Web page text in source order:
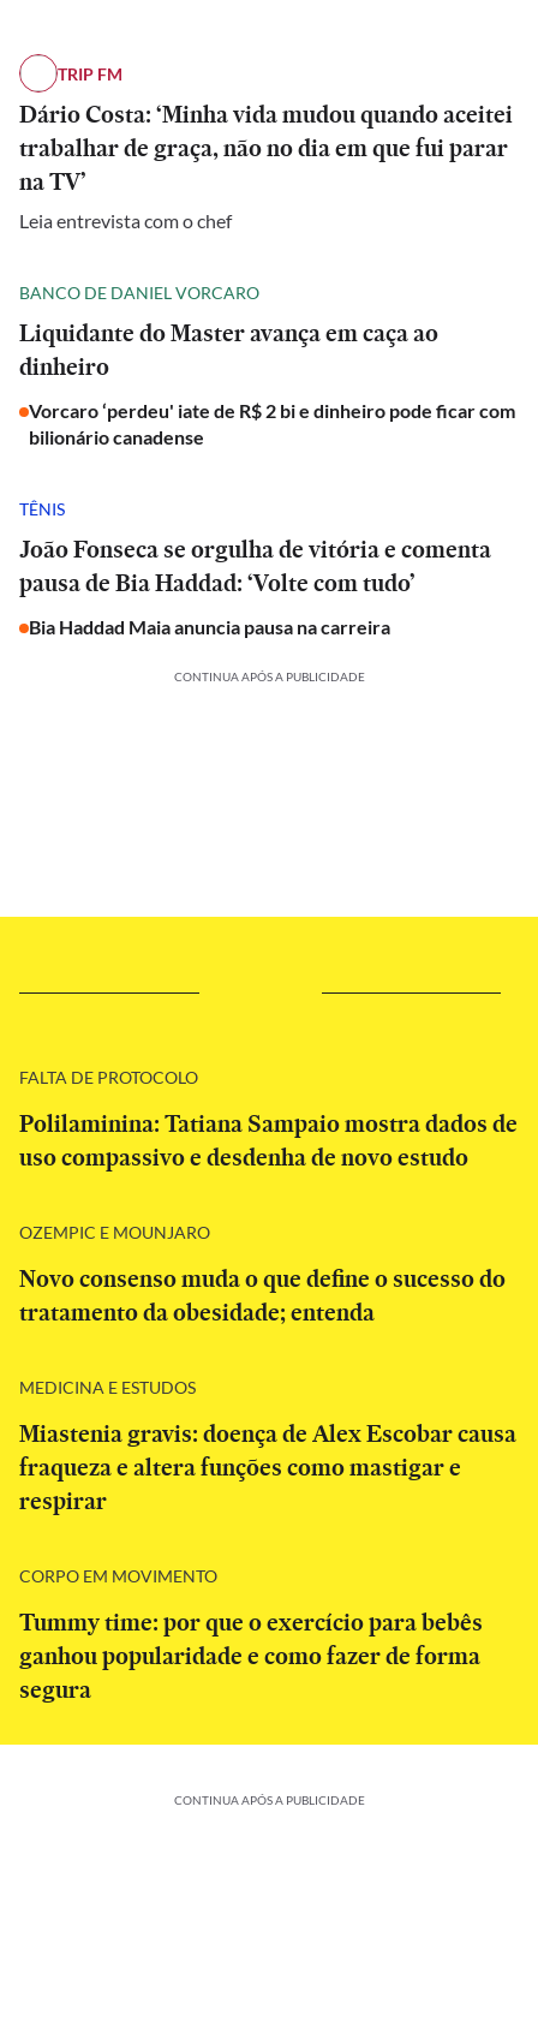
TRIP FM
Dário Costa: ‘Minha vida mudou quando aceitei
trabalhar de graça, não no dia em que fui parar
na TV’
Leia entrevista com o chef
BANCO DE DANIEL VORCARO
Liquidante do Master avança em caça ao
dinheiro
Vorcaro ‘perdeu' iate de R$ 2 bi e dinheiro pode ficar com
bilionário canadense
TÊNIS
João Fonseca se orgulha de vitória e comenta
pausa de Bia Haddad: ‘Volte com tudo’
Bia Haddad Maia anuncia pausa na carreira
CONTINUA APÓS A PUBLICIDADE
FALTA DE PROTOCOLO
Polilaminina: Tatiana Sampaio mostra dados de
uso compassivo e desdenha de novo estudo
OZEMPIC E MOUNJARO
Novo consenso muda o que define o sucesso do
tratamento da obesidade; entenda
MEDICINA E ESTUDOS
Miastenia gravis: doença de Alex Escobar causa
fraqueza e altera funções como mastigar e
respirar
CORPO EM MOVIMENTO
Tummy time: por que o exercício para bebês
ganhou popularidade e como fazer de forma
segura
CONTINUA APÓS A PUBLICIDADE